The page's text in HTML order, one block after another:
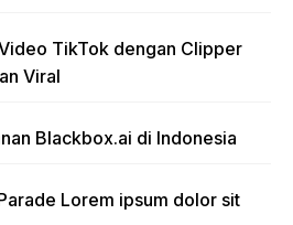
TikTok dengan Clipper
Viral
Blackbox.ai di Indonesia
Lorem ipsum dolor sit